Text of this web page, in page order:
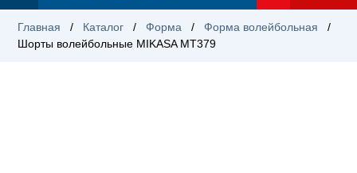
Главная / Каталог / Форма / Форма волейбольная
/
Шорты волейбольные MIKASA MT379